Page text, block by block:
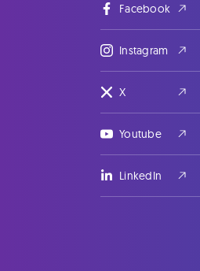
Facebook
Instagram
X
Youtube
LinkedIn